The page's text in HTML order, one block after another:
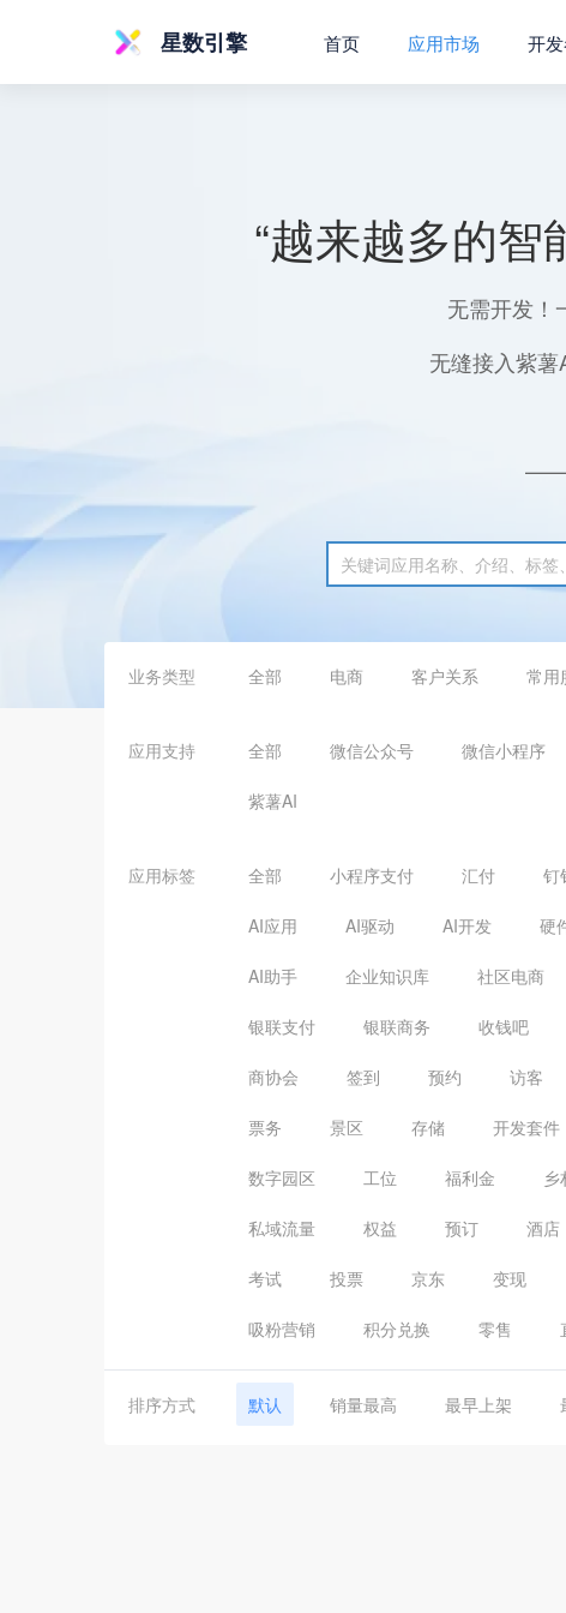
星数引擎 首页 应用市场 开
“越来越多的
无需开发！
无缝接入紫
——
业务类型 全部 电商 客户关系 常用
应用支持 全部 微信公众号 微信小程序
紫薯AI
应用标签 全部 小程序支付 汇付 钉
AI应用 AI驱动 AI开发 硬
AI助手 企业知识库 社区电商
银联支付 银联商务 收钱吧
商协会 签到 预约 访客
票务 景区 存储 开发套件
数字园区 工位 福利金 乡
私域流量 权益 预订 酒店
考试 投票 京东 变现
吸粉营销 积分兑换 零售
排序方式 默认 销量最高 最早上架